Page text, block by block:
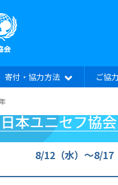
寄付・協力方法 ご協
8/12（水）〜8/17